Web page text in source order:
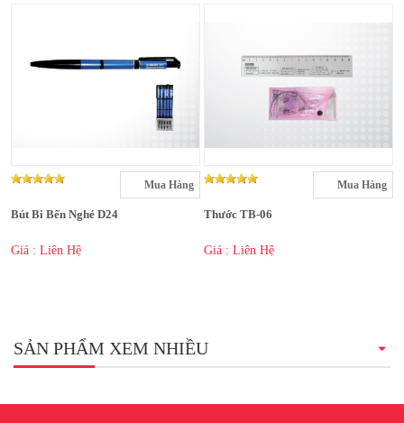
Mua Hàng
Bút Bi Bến Nghé D24
Giá : Liên Hệ
Mua Hàng
Thước TB-06
Giá : Liên Hệ
SẢN PHẨM XEM NHIỀU